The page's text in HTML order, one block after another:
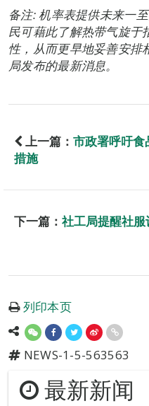
备注: 机率表提供未来一
民可藉此了解热带气旋于
性，从而更早地妥善安排
局发布的最新消息。
上一篇： 市政署呼吁
措施
下一篇： 社工局提醒社
列印本页
NEWS-1-5-563563
最新新闻